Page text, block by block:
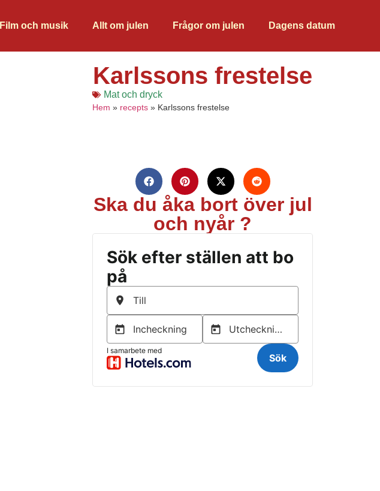
Film och musik Allt om julen Frågor om julen Dagens datum
Karlssons frestelse
Mat och dryck
Hem » recepts » Karlssons frestelse
Ska du åka bort över jul
och nyår ?